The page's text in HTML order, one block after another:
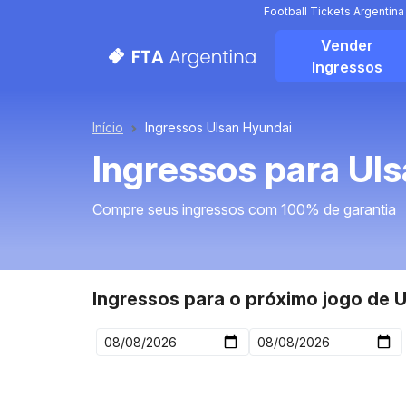
Football Tickets
Vender
Ingressos
Início Ingressos Ulsan Hyundai
Ingressos para
Compre seus ingressos com 100% de garantia
Ingressos para o próximo jogo de